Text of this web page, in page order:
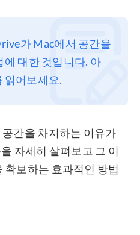
가 Mac에서 공간을
대한 것입니다. 아
읽어보세요.
간을 차지하는 이유가
자세히 살펴보고 그 이
보하는 효과적인 방법